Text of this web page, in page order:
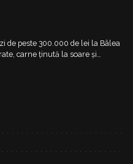
de peste 300.000 de lei la Bâlea
carne ținută la soare și